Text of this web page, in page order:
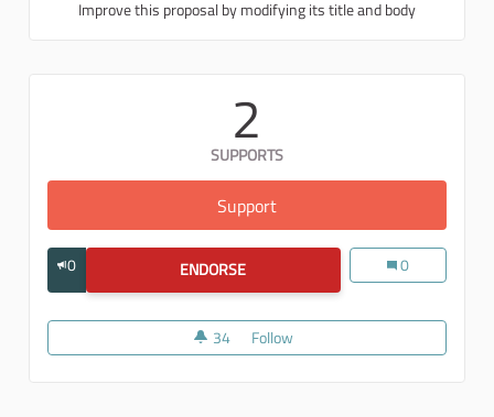
Improve this proposal by modifying its title and body
2
SUPPORTS
Support
0 ENDORSE COLLEGARE LA DOMANDA (ES.
Collegare la
0
34 34 followers
Follow